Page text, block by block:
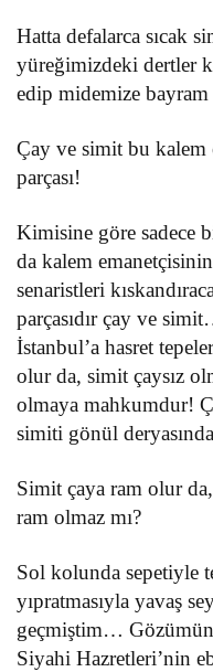
Hatta defalarca sıcak
yüreğimizdeki dertler
edip midemize bayram
Çay ve simit bu kalem
parçası!
Kimisine göre sadece
da kalem
senaristleri
parçasıdır çay ve
İstanbul’a hasret
olur da, simit çaysız
olmaya mahkumdur!
simiti gönül
Simit çaya ram olur
ram olmaz mı?
Sol kolunda sepetiyle
yıpratmasıyla yavaş
geçmiştim… Gözümün
Siyahi Hazretleri’nin